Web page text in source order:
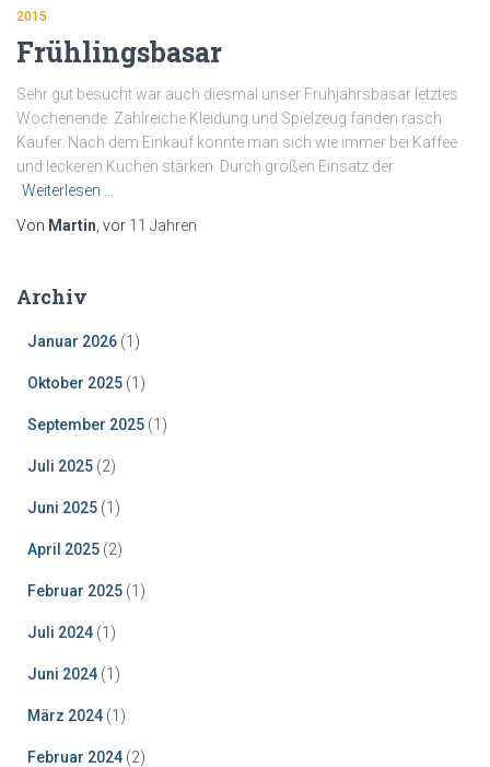
2015
Frühlingsbasar
Sehr gut besucht war auch diesmal unser Frühjahrsbasar letztes
Wochenende. Zahlreiche Kleidung und Spielzeug fanden rasch
Käufer. Nach dem Einkauf konnte man sich wie immer bei Kaffee
und leckeren Kuchen stärken. Durch großen Einsatz der
Weiterlesen …
Von Martin , vor 11 Jahren
Archiv
Januar 2026 (1)
Oktober 2025 (1)
September 2025 (1)
Juli 2025 (2)
Juni 2025 (1)
April 2025 (2)
Februar 2025 (1)
Juli 2024 (1)
Juni 2024 (1)
März 2024 (1)
Februar 2024 (2)